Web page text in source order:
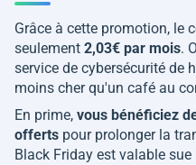
Grâce à cette promotion, le
seulement 2,03€ par mois.
service de cybersécurité de
moins cher qu'un café au
En prime, vous bénéficiez
offerts pour prolonger la
Black Friday est valable